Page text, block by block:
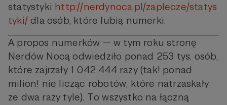
statystyki http://nerdynoca.pl/zaplecze/statys
tyki/ dla osób, które lubią numerki.
A propos numerków — w tym roku stronę
Nerdów Nocą odwiedziło ponad 253 tys. osób,
które zajrzały 1 042 444 razy (tak! ponad
milion! nie licząc robotów, które natrzaskały
ze dwa razy tyle). To wszystko na łączną